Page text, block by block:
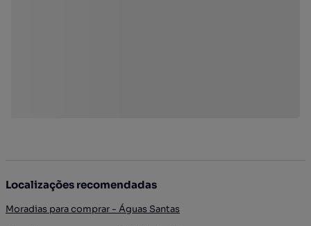
Localizações recomendadas
Moradias para comprar - Águas Santas